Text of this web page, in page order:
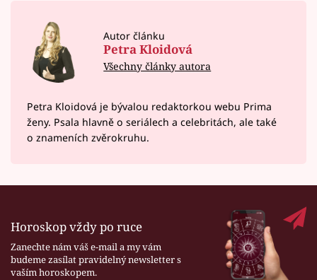
Autor článku
Petra Kloidová
Všechny články autora
Petra Kloidová je bývalou redaktorkou webu Prima
ženy. Psala hlavně o seriálech a celebritách, ale také
o znameních zvěrokruhu.
Horoskop vždy po ruce
Zanechte nám váš e-mail a my vám
budeme zasílat pravidelný newsletter s
vaším horoskopem.